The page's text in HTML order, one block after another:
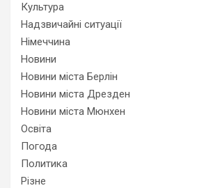
Культура
Надзвичайні ситуації
Німеччина
Новини
Новини міста Берлін
Новини міста Дрезден
Новини міста Мюнхен
Освіта
Погода
Политика
Різне